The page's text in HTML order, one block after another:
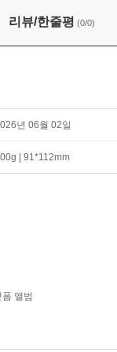
리뷰/한줄평 (0/0)
년 06월 02일
| 91*112mm
앨범